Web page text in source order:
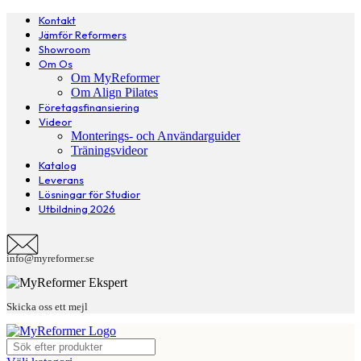
Kontakt
Jämför Reformers
Showroom
Om Os
Om MyReformer
Om Align Pilates
Företagsfinansiering
Videor
Monterings- och Användarguider
Träningsvideor
Katalog
Leverans
Lösningar för Studior
Utbildning 2026
info@myreformer.se
Skicka oss ett mejl